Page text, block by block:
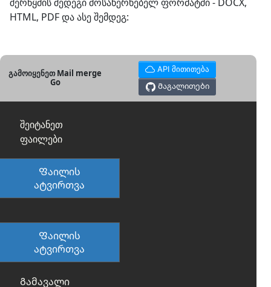
HTML, PDF და ასე შემდეგ:
გამოიყენეთ Mail merge
Go
API მითითება
Მაგალითები
შეიტანეთ
ფაილები
Ფაილის
ატვირთვა
Ფაილის
ატვირთვა
Გამავალი